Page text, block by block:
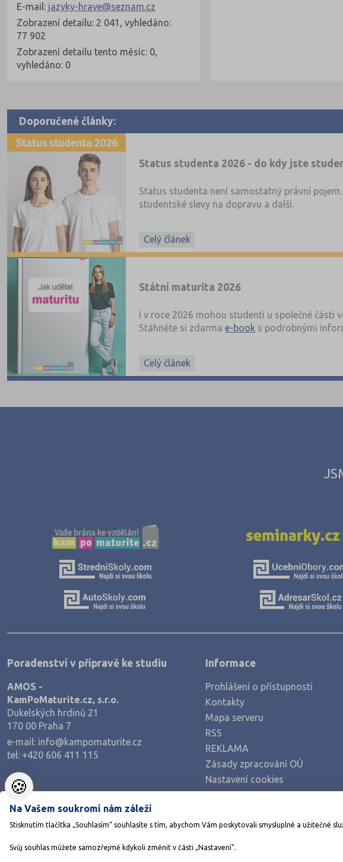
E-mail: jazyky-hrave@seznam.cz
Zobrazení detailu: 2 041, vyhledáno:
77 902
Zobrazení detailu tento měsíc: 0,
vyhledáno: 0
Doporučené články:
Status studenta 2026 - do kdy jste
Status studenta není samostatný právní
studentské slevy na dopravu a další.
Celý článek
Státní maturita 2026
I v roce 2026 mohou studenti u společné části
Stáhněte si zdarmae-book s podrobnými
Celý článek
Poradenství v přípravě ke studiu
AMOS -
KamPoMaturite.cz, s.r.o.
Dukelských hrdinů 21
170 00 Praha 7
e-mail: info@kampomaturite.cz
tel: +420 606 411 115
Informace
Prohlášení o přístupnosti
Kontakty
Mapa serveru
RSS
REKLAMA
Zásady zpracování OÚ
Nastavení cookies
AMOS
🍪
Na Vašem soukromí nám záleží
Stisknutím tlačítka „Souhlasím“ souhlasíte s tím, abychom Vám poskytovali smysluplné a užitečné
Svůj souhlas můžete samozřejmě kdykoli změnit v části „Nastavení“.